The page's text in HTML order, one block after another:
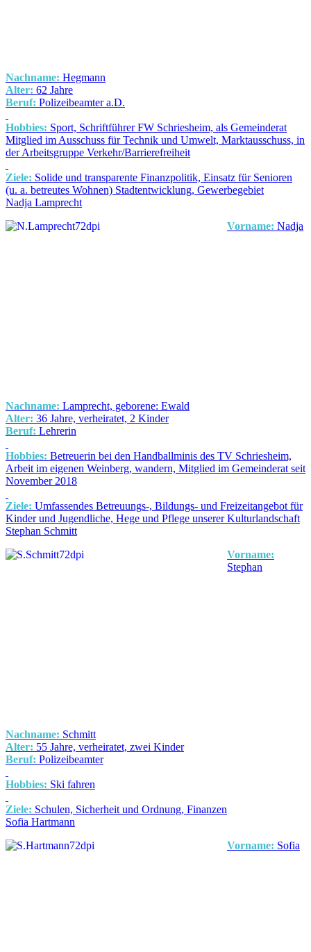
Nachname: Hegmann
Alter: 62 Jahre
Beruf: Polizeibeamter a.D.
Hobbies: Sport, Schriftführer FW Schriesheim, als Gemeinderat
Mitglied im Ausschuss für Technik und Umwelt, Marktausschuss, in
der Arbeitsgruppe Verkehr/Barrierefreiheit
Ziele: Solide und transparente Finanzpolitik, Einsatz für Senioren
(u. a. betreutes Wohnen) Stadtentwicklung, Gewerbegebiet
Nadja Lamprecht
Vorname: Nadja
Nachname: Lamprecht, geborene: Ewald
Alter: 36 Jahre, verheiratet, 2 Kinder
Beruf: Lehrerin
Hobbies: Betreuerin bei den Handballminis des TV Schriesheim,
Arbeit im eigenen Weinberg, wandern, Mitglied im Gemeinderat seit
November 2018
Ziele: Umfassendes Betreuungs-, Bildungs- und Freizeitangebot für
Kinder und Jugendliche, Hege und Pflege unserer Kulturlandschaft
Stephan Schmitt
Vorname:
Stephan
Nachname: Schmitt
Alter: 55 Jahre, verheiratet, zwei Kinder
Beruf: Polizeibeamter
Hobbies: Ski fahren
Ziele: Schulen, Sicherheit und Ordnung, Finanzen
Sofia Hartmann
Vorname: Sofia